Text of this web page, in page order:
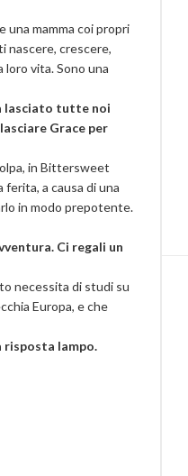
una mamma coi propri
nascere, crescere,
loro vita. Sono una
lasciato tutte noi
Grace per
in Bittersweet
a causa di una
in modo prepotente.
Ci regali un
necessita di studi su
Europa, e che
risposta lampo.